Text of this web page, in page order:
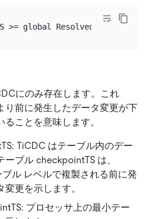
にのみ存在します。これ
り前に発生したデータ変更が下
ことを意味します。
TiCDC はテーブル内のデー
ブル checkpointTS は、
ル レベルで複製される前に発
更を示します。
プロセッサ上の最小テー